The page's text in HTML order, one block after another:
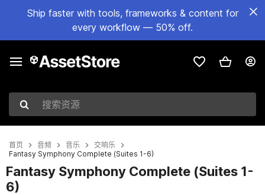
Ship faster with tools, frameworks & content for
every workflow — 50% off.
搜索资源
首页 音频 音乐
交响乐
Fantasy Symphony Complete (Suites 1-6)
Fantasy Symphony Complete (Suites 1-
6)